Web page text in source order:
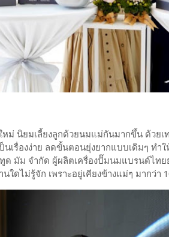
ม่ นิยมเลี้ยงลูกด้วยนมแม่กันมากขึ้น ด้วย
นเรื่องง่าย ลดขั้นตอนยุ่งยากแบบเดิมๆ ท
มัม จำกัด ผู้ผลิตเครื่องปั๊มนมแบรนด์ไท
ดไม่รู้จัก เพราะอยู่เคียงข้างแม่ๆ มากว่า